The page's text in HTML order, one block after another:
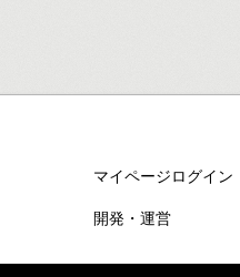
マイページログイン
開発・運営